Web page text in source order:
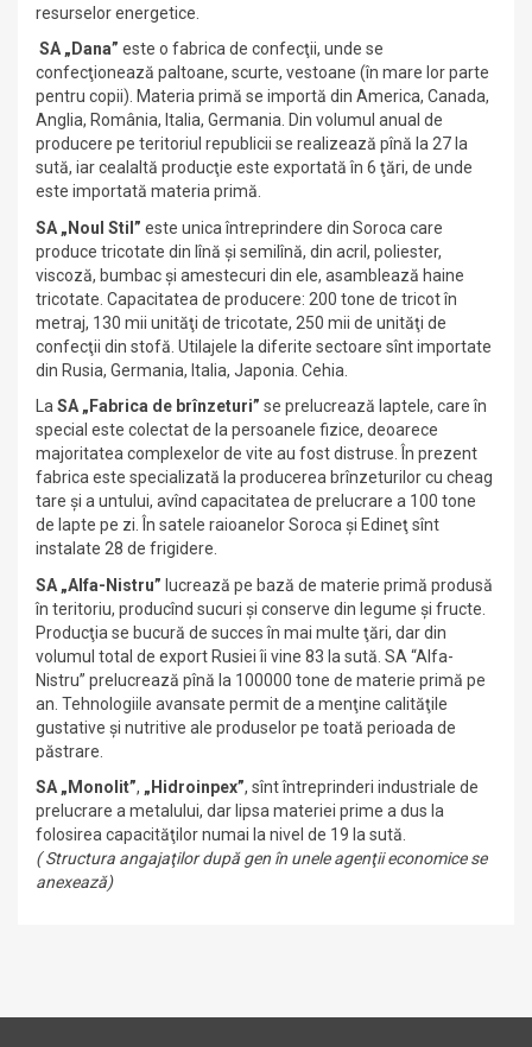
resurselor energetice.
SA „Dana” este o fabrica de confecţii, unde se
confecţionează paltoane, scurte, vestoane (în mare lor parte
pentru copii). Materia primă se importă din America, Canada,
Anglia, România, Italia, Germania. Din volumul anual de
producere pe teritoriul republicii se realizează pînă la 27 la
sută, iar cealaltă producţie este exportată în 6 ţări, de unde
este importată materia primă.
SA „Noul Stil” este unica întreprindere din Soroca care
produce tricotate din lînă şi semilînă, din acril, poliester,
viscoză, bumbac şi amestecuri din ele, asamblează haine
tricotate. Capacitatea de producere: 200 tone de tricot în
metraj, 130 mii unităţi de tricotate, 250 mii de unităţi de
confecţii din stofă. Utilajele la diferite sectoare sînt importate
din Rusia, Germania, Italia, Japonia. Cehia.
La SA „Fabrica de brînzeturi” se prelucrează laptele, care în
special este colectat de la persoanele fizice, deoarece
majoritatea complexelor de vite au fost distruse. În prezent
fabrica este specializată la producerea brînzeturilor cu cheag
tare şi a untului, avînd capacitatea de prelucrare a 100 tone
de lapte pe zi. În satele raioanelor Soroca şi Edineţ sînt
instalate 28 de frigidere.
SA „Alfa-Nistru” lucrează pe bază de materie primă produsă
în teritoriu, producînd sucuri şi conserve din legume şi fructe.
Producţia se bucură de succes în mai multe ţări, dar din
volumul total de export Rusiei îi vine 83 la sută. SA “Alfa-
Nistru” prelucrează pînă la 100000 tone de materie primă pe
an. Tehnologiile avansate permit de a menţine calităţile
gustative şi nutritive ale produselor pe toată perioada de
păstrare.
SA „Monolit”, „Hidroinpex”, sînt întreprinderi industriale de
prelucrare a metalului, dar lipsa materiei prime a dus la
folosirea capacităţilor numai la nivel de 19 la sută.
( Structura angajaţilor după gen în unele agenţii economice se
anexează)